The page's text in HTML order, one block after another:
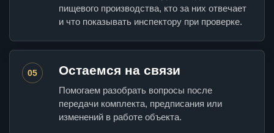
пищевого производства, кто за них отвечает
и что показывать инспектору при проверке.
05 Остаемся на связи
Помогаем разобрать вопросы после
передачи комплекта, предписания или
изменений в работе объекта.